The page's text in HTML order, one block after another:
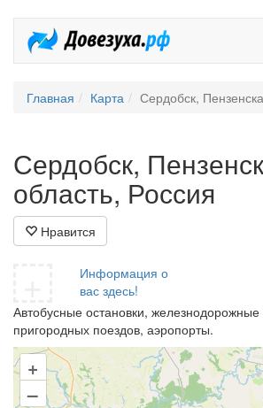
Главная Карта Сердобск,
Сердобск,
область, Россия
Нравится
Информация о
вас здесь!
Автобусные остановки, железнодорожные
пригородных поездов, аэропорты.
+
–